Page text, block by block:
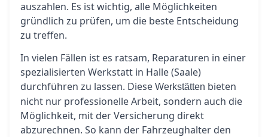
auszahlen. Es ist wichtig, alle Möglichkeiten
gründlich zu prüfen, um die beste Entscheidung
zu treffen.
In vielen Fällen ist es ratsam, Reparaturen in einer
spezialisierten Werkstatt in Halle (Saale)
durchführen zu lassen. Diese Werkstätten bieten
nicht nur professionelle Arbeit, sondern auch die
Möglichkeit, mit der Versicherung direkt
abzurechnen. So kann der Fahrzeughalter den